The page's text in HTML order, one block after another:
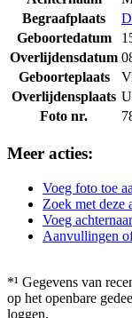
Begraafplaats
Geboortedatum
Overlijdensdatum
Geboorteplaats
Overlijdensplaats
Foto nr.
Meer acties:
Voeg foto toe
Zoek met deze
Voeg
Aanvullingen
*¹ Gegevens van
op het openbare
loggen.